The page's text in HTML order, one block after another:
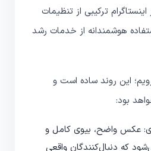
ترکیبی از تنظیمات
هوشمندانه از خدمات رشد
این روند ساده است و
بود:
عکس واضح، بیوی کامل و
که دنبال‌کنندگان واقعی